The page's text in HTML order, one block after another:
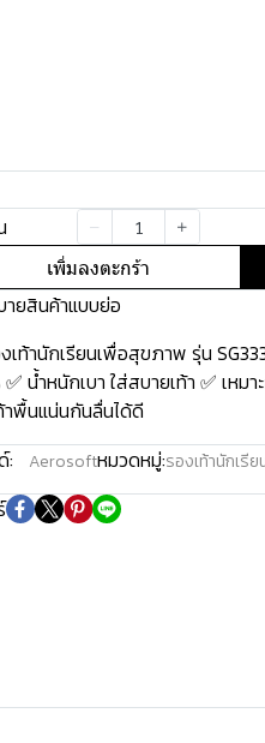
เพิ่มลงตะกร้า
ายสินค้าแบบย่อ
ท้านักเรียนเพื่อสุขภาพ รุ่น
✅ น้ำหนักเบา ใส่สบายเท้า ✅ เห
าพื้นแน่นกันลื่นได้ดี
:
Aerosoftหมวดหมู่:รองเท้านักเรีย